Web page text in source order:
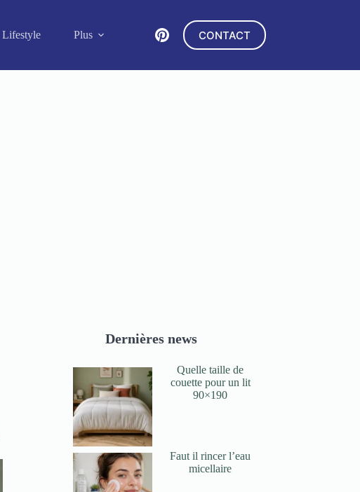
Lifestyle Plus CONTACT
Dernières news
Quelle taille de
couette pour un lit
90×190
Faut il rincer l’eau
micellaire